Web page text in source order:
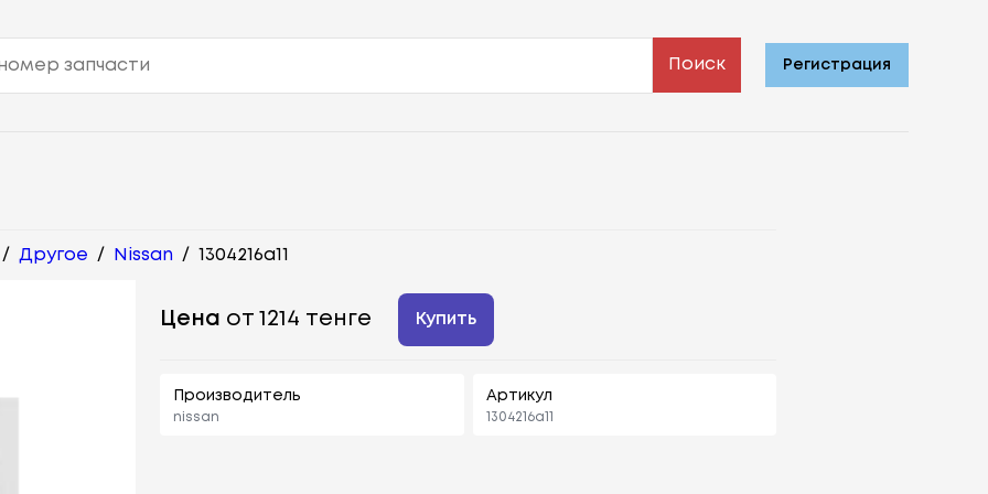
Поиск Регистрация
/ Другое / Nissan / 1304216a11
Цена от 1214 тенге Купить
Производитель
nissan
Артикул
1304216a11